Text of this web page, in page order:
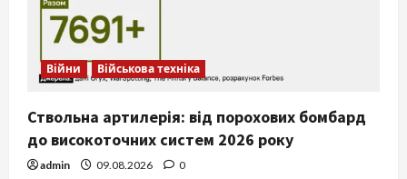
Війни Військова техніка
Ствольна артилерія: від порохових бомбард
до високоточних систем 2026 року
admin 09.08.2026 0